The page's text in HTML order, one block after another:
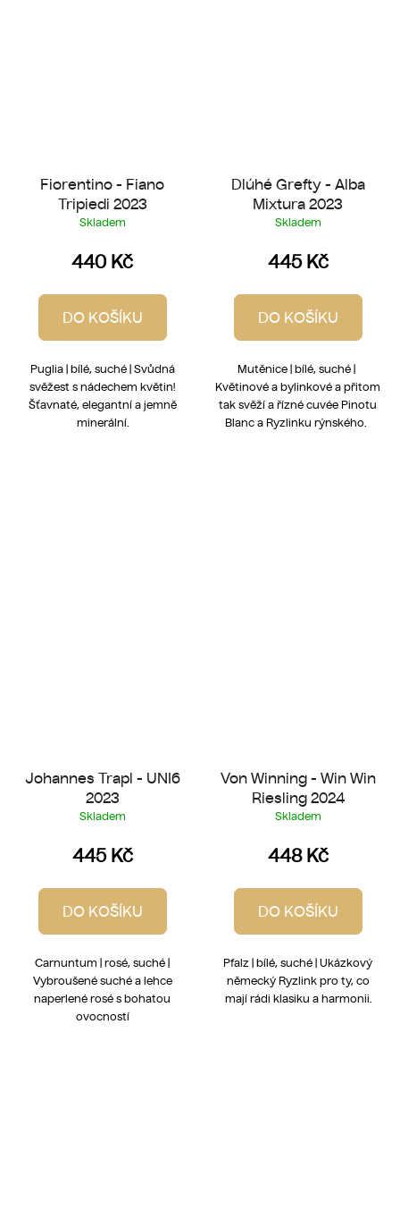
Fiorentino - Fiano
Tripiedi 2023
Skladem
440 Kč
DO KOŠÍKU
Puglia | bílé, suché | Svůdná
svěžest s nádechem květin!
Šťavnaté, elegantní a jemně
minerální.
Dlúhé Grefty - Alba
Mixtura 2023
Skladem
445 Kč
DO KOŠÍKU
Mutěnice | bílé, suché |
Květinové a bylinkové a přitom
tak svěží a řízné cuvée Pinotu
Blanc a Ryzlinku rýnského.
Johannes Trapl - UNI6
2023
Skladem
445 Kč
DO KOŠÍKU
Carnuntum | rosé, suché |
Vybroušené suché a lehce
naperlené rosé s bohatou
ovocností
Von Winning - Win Win
Riesling 2024
Skladem
448 Kč
DO KOŠÍKU
Pfalz | bílé, suché | Ukázkový
německý Ryzlink pro ty, co
mají rádi klasiku a harmonii.